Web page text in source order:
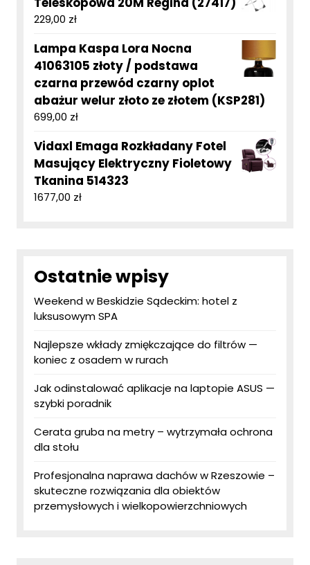
229,00 zł
Lampa Kaspa Lora Nocna
41063105 złoty / podstawa
czarna przewód czarny oplot
abażur welur złoto ze złotem (KSP281)
699,00 zł
Vidaxl Emaga Rozkładany Fotel
Masujący Elektryczny Fioletowy
Tkanina 514323
1677,00 zł
Ostatnie wpisy
Weekend w Beskidzie Sądeckim: hotel z
luksusowym SPA
Najlepsze wkłady zmiękczające do filtrów —
koniec z osadem w rurach
Jak odinstalować aplikacje na laptopie ASUS —
szybki poradnik
Cerata gruba na metry – wytrzymała ochrona
dla stołu
Profesjonalna naprawa dachów w Rzeszowie –
skuteczne rozwiązania dla obiektów
przemysłowych i wielkopowierzchniowych